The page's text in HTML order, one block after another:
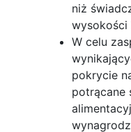
niż
wysokości
W celu
pokrycie
potrącane